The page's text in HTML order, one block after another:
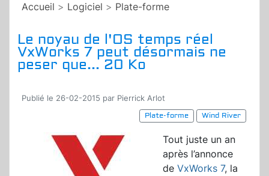
Accueil > Logiciel > Plate-forme
Le noyau de l'OS temps réel
VxWorks 7 peut désormais ne
peser que... 20 Ko
Publié le 26-02-2015 par Pierrick Arlot
Plate-forme
Wind River
Tout juste un an
après l’annonce
de VxWorks 7, la